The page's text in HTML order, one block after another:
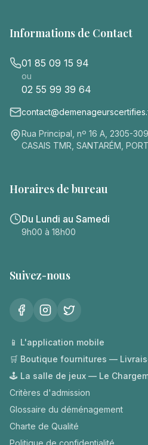
Informations de Contact
01 85 09 15 94
ou
02 55 99 39 64
Rua Principal, nº 16 A, 2305-309
CASAIS TMR, SANTARÉM,
Horaires de bureau
Du Lundi au Samedi
9h00 à 18h00
Suivez-nous
📱 L'application mobile
🛒 Boutique fournitures —
🕹️ La salle de jeux — Le
Critères d'admission
Glossaire du déménagement
Charte de Qualité
Politique de confidentialité